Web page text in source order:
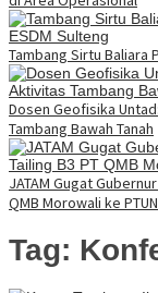
Tambang Sirtu Baliara
Dosen Geofisika
Tambang Bawah Tanah
JATAM Gugat
QMB Morowali ke
Tag: